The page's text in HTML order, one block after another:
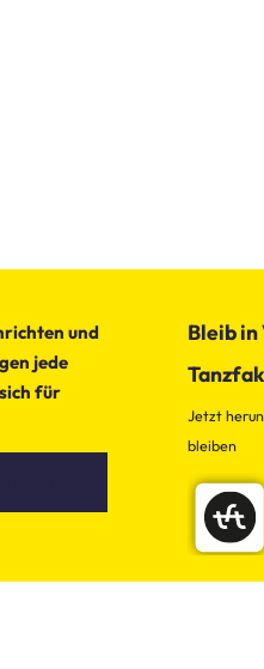
und
jede
für
Bleib in
Jetzt
bleiben